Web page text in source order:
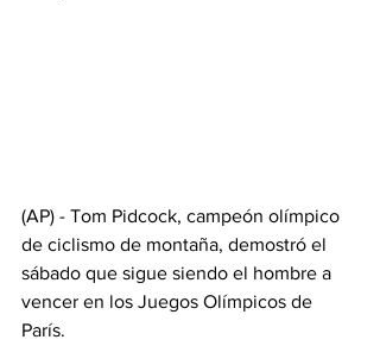
(AP) - Tom Pidcock, campeón olímpico
de ciclismo de montaña, demostró el
sábado que sigue siendo el hombre a
vencer en los Juegos Olímpicos de
París.